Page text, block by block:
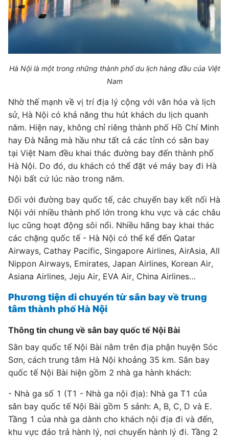
Hà Nội là một trong những thành phố du lịch hàng đầu của Việt
Nam
Nhờ thế mạnh về vị trí địa lý cộng với văn hóa và lịch
sử, Hà Nội có khả năng thu hút khách du lịch quanh
năm. Hiện nay, không chỉ riêng thành phố Hồ Chí Minh
hay Đà Nẵng mà hầu như tất cả các tỉnh có sân bay
tại Việt Nam đều khai thác đường bay đến thành phố
Hà Nội. Do đó, du khách có thể đặt vé máy bay đi Hà
Nội bất cứ lúc nào trong năm.
Đối với đường bay quốc tế, các chuyến bay kết nối Hà
Nội với nhiều thành phố lớn trong khu vực và các châu
lục cũng hoạt động sôi nổi. Nhiều hãng bay khai thác
các chặng quốc tế - Hà Nội có thể kể đến Qatar
Airways, Cathay Pacific, Singapore Airlines, AirAsia, All
Nippon Airways, Emirates, Japan Airlines, Korean Air,
Asiana Airlines, Jeju Air, EVA Air, China Airlines…
Phương tiện di chuyển từ sân bay về trung
tâm thành phố Hà Nội
Thông tin chung về sân bay quốc tế Nội Bài
Sân bay quốc tế Nội Bài nằm trên địa phận huyện Sóc
Sơn, cách trung tâm Hà Nội khoảng 35 km. Sân bay
quốc tế Nội Bài hiện gồm 2 nhà ga hành khách:
- Nhà ga số 1 (T1 - Nhà ga nội địa): Nhà ga T1 của
sân bay quốc tế Nội Bài gồm 5 sảnh: A, B, C, D và E.
Tầng 1 của nhà ga dành cho khách nội địa đi và đến,
khu vực đảo trả hành lý, nơi chuyển hành lý đi. Tầng 2